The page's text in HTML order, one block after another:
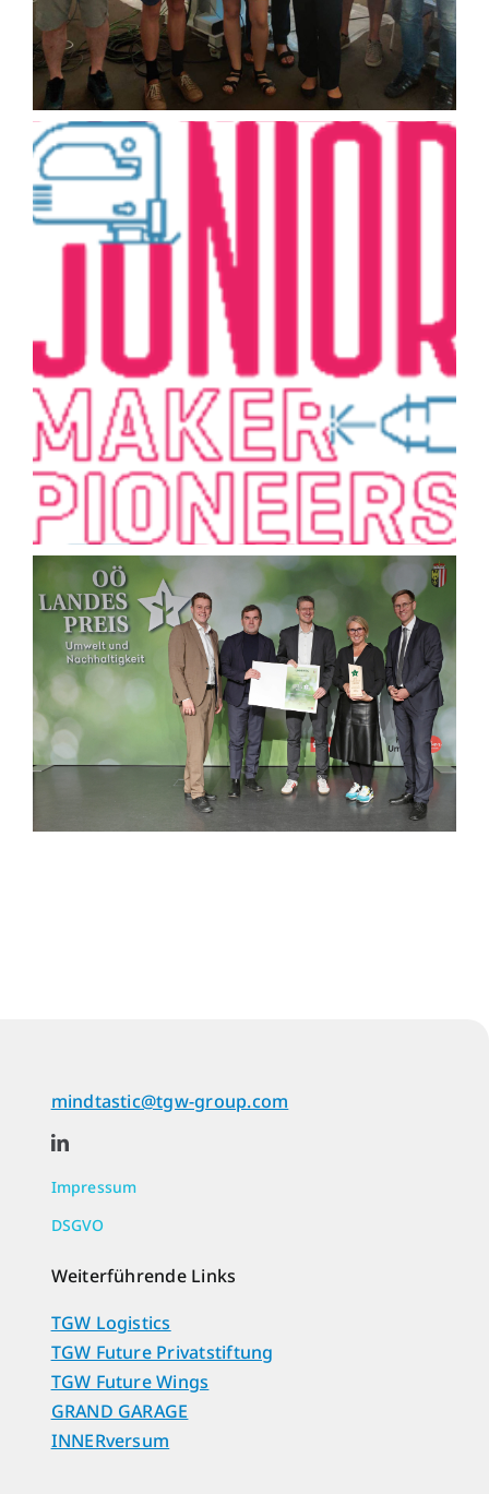
mindtastic@tgw-group.com
Impressum
DSGVO
Weiterführende Links
TGW Logistics
TGW Future Privatstiftung
TGW Future Wings
GRAND GARAGE
INNERversum